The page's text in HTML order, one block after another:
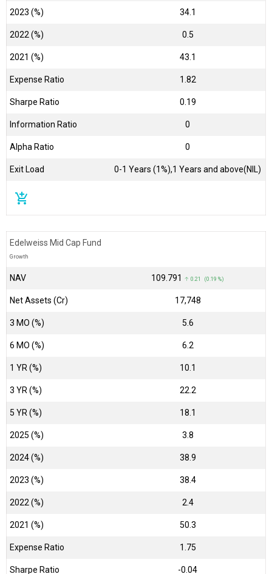
2023 (%) 34.1
2022 (%) 0.5
2021 (%) 43.1
Expense Ratio 1.82
Sharpe Ratio 0.19
Information Ratio 0
Alpha Ratio 0
Exit Load 0-1 Years (1%),1 Years and above(NIL)
add_shopping_cart
Edelweiss Mid Cap Fund
Growth
NAV ₹109.791 ↑ 0.21 (0.19 %)
Net Assets (Cr) ₹17,748
3 MO (%) 5.6
6 MO (%) 6.2
1 YR (%) 10.1
3 YR (%) 22.2
5 YR (%) 18.1
2025 (%) 3.8
2024 (%) 38.9
2023 (%) 38.4
2022 (%) 2.4
2021 (%) 50.3
Expense Ratio 1.75
Sharpe Ratio -0.04